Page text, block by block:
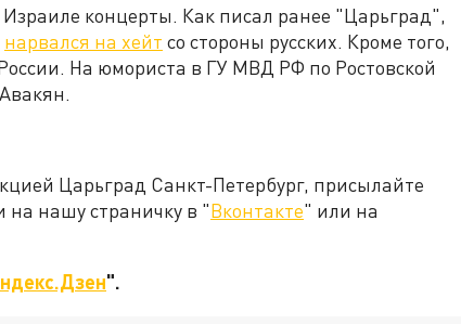
концерты. Как писал ранее "Царьград",
нарвался на хейт со стороны русских. Кроме того,
На юмориста в ГУ МВД РФ по Ростовской
Царьград Санкт-Петербург, присылайте
на нашу страничку в "Вконтакте" или на
".